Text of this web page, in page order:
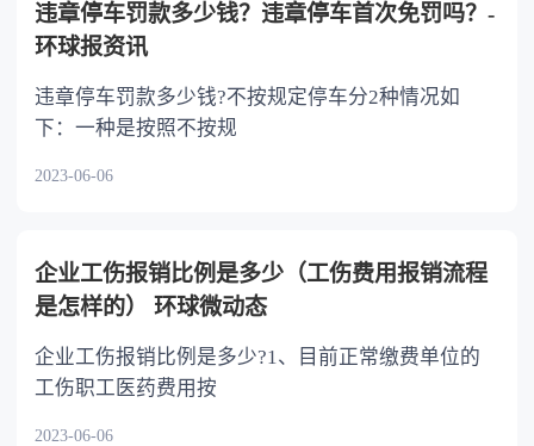
违章停车罚款多少钱？违章停车首次免罚吗？-
环球报资讯
违章停车罚款多少钱?不按规定停车分2种情况如
下：一种是按照不按规
2023-06-06
企业工伤报销比例是多少（工伤费用报销流程
是怎样的） 环球微动态
企业工伤报销比例是多少?1、目前正常缴费单位的
工伤职工医药费用按
2023-06-06